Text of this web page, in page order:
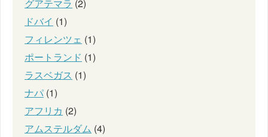
グアテマラ (2)
ドバイ (1)
フィレンツェ (1)
ポートランド (1)
ラスベガス (1)
ナパ (1)
アフリカ (2)
アムステルダム (4)